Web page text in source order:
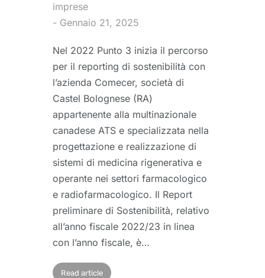
imprese
Gennaio 21, 2025
Nel 2022 Punto 3 inizia il percorso
per il reporting di sostenibilità con
l’azienda Comecer, società di
Castel Bolognese (RA)
appartenente alla multinazionale
canadese ATS e specializzata nella
progettazione e realizzazione di
sistemi di medicina rigenerativa e
operante nei settori farmacologico
e radiofarmacologico. Il Report
preliminare di Sostenibilità, relativo
all’anno fiscale 2022/23 in linea
con l’anno fiscale, è…
Read article